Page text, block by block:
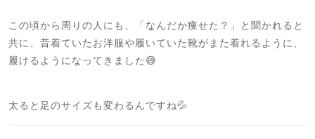
この頃から周りの人にも、「なんだか痩せた？」と聞かれると
共に、昔着ていたお洋服や履いていた靴がまた着れるように、
履けるようになってきました😅
太ると足のサイズも変わるんですね💦